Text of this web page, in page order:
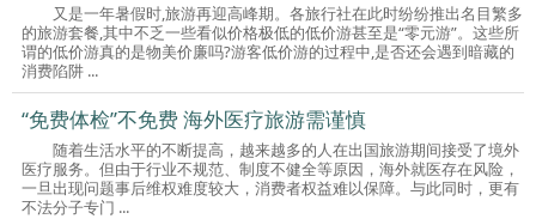
又是一年暑假时,旅游再迎高峰期。各旅行社在此时纷纷推出名目繁多
的旅游套餐,其中不乏一些看似价格极低的低价游甚至是“零元游”。这些所
谓的低价游真的是物美价廉吗?游客低价游的过程中,是否还会遇到暗藏的
消费陷阱 ...
“免费体检”不免费 海外医疗旅游需谨慎
随着生活水平的不断提高，越来越多的人在出国旅游期间接受了境外
医疗服务。但由于行业不规范、制度不健全等原因，海外就医存在风险，
一旦出现问题事后维权难度较大，消费者权益难以保障。与此同时，更有
不法分子专门 ...